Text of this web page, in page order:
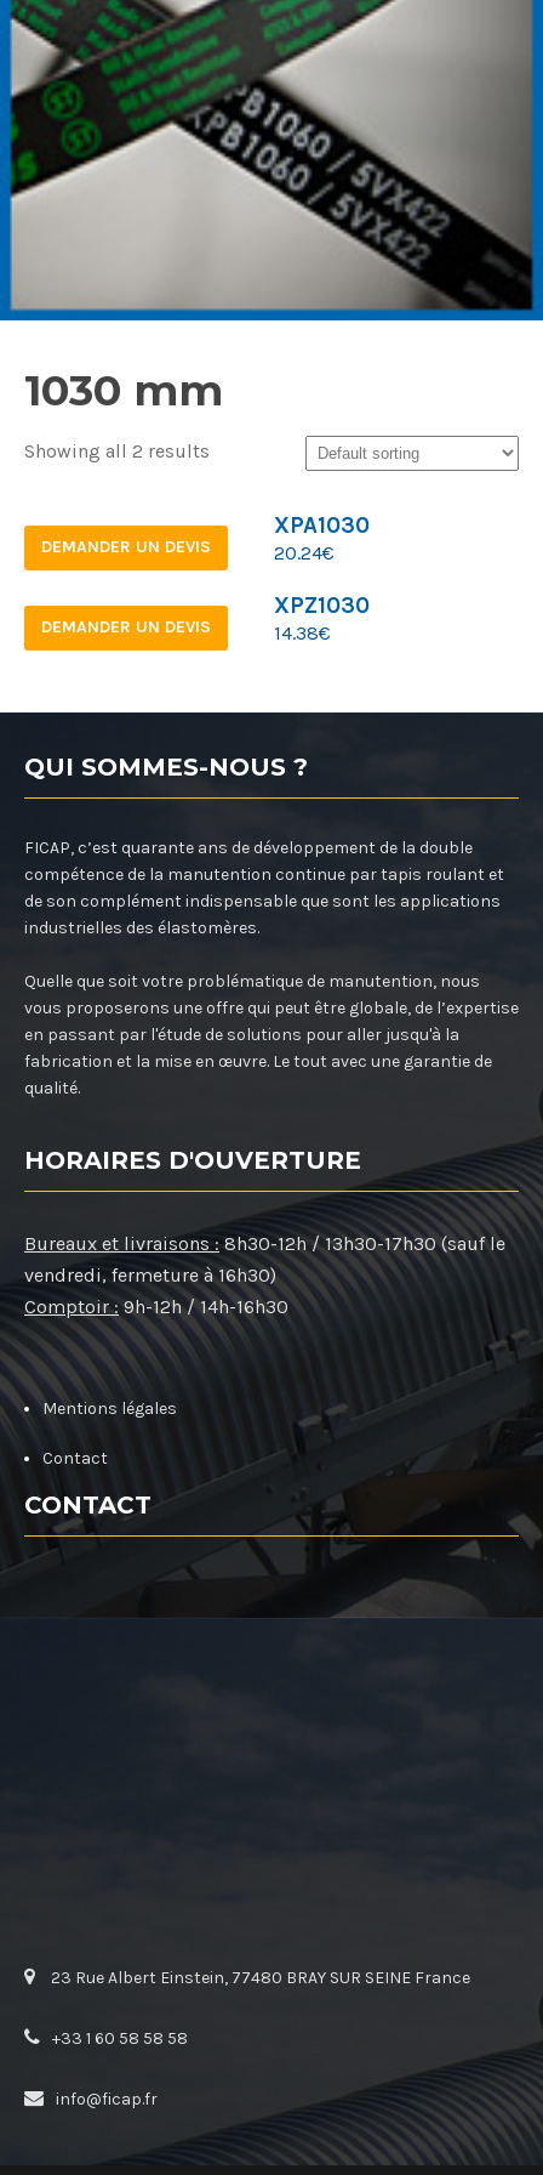
1030 mm
Showing all 2 results
DEMANDER UN DEVIS
XPA1030
20.24€
DEMANDER UN DEVIS
XPZ1030
14.38€
QUI SOMMES-NOUS ?
FICAP, c’est quarante ans de développement de la double
compétence de la manutention continue par tapis roulant et
de son complément indispensable que sont les applications
industrielles des élastomères.
Quelle que soit votre problématique de manutention, nous
vous proposerons une offre qui peut être globale, de l’expertise
en passant par l'étude de solutions pour aller jusqu'à la
fabrication et la mise en œuvre. Le tout avec une garantie de
qualité.
HORAIRES D'OUVERTURE
Bureaux et livraisons : 8h30-12h / 13h30-17h30 (sauf le
vendredi, fermeture à 16h30)
Comptoir : 9h-12h / 14h-16h30
Mentions légales
Contact
CONTACT
23 Rue Albert Einstein, 77480 BRAY SUR SEINE France
+33 1 60 58 58 58
info@ficap.fr